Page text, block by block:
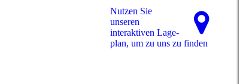
Nutzen Sie
unseren
interaktiven La­ge­
plan, um zu uns zu finden